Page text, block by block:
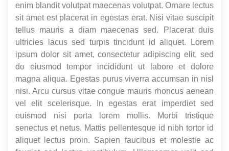
enim blandit volutpat maecenas volutpat. Ornare lectus
sit amet est placerat in egestas erat. Nisi vitae suscipit
tellus mauris a diam maecenas sed. Placerat duis
ultricies lacus sed turpis tincidunt id aliquet. Lorem
ipsum dolor sit amet, consectetur adipiscing elit, sed
do eiusmod tempor incididunt ut labore et dolore
magna aliqua. Egestas purus viverra accumsan in nisl
nisi. Arcu cursus vitae congue mauris rhoncus aenean
vel elit scelerisque. In egestas erat imperdiet sed
euismod nisi porta lorem mollis. Morbi tristique
senectus et netus. Mattis pellentesque id nibh tortor id
aliquet lectus proin. Sapien faucibus et molestie ac